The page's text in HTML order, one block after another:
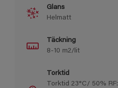
Glans
Helmatt
Täckning
8-10 m2/lit
Torktid
Torktid 23°C/ 50% RF: